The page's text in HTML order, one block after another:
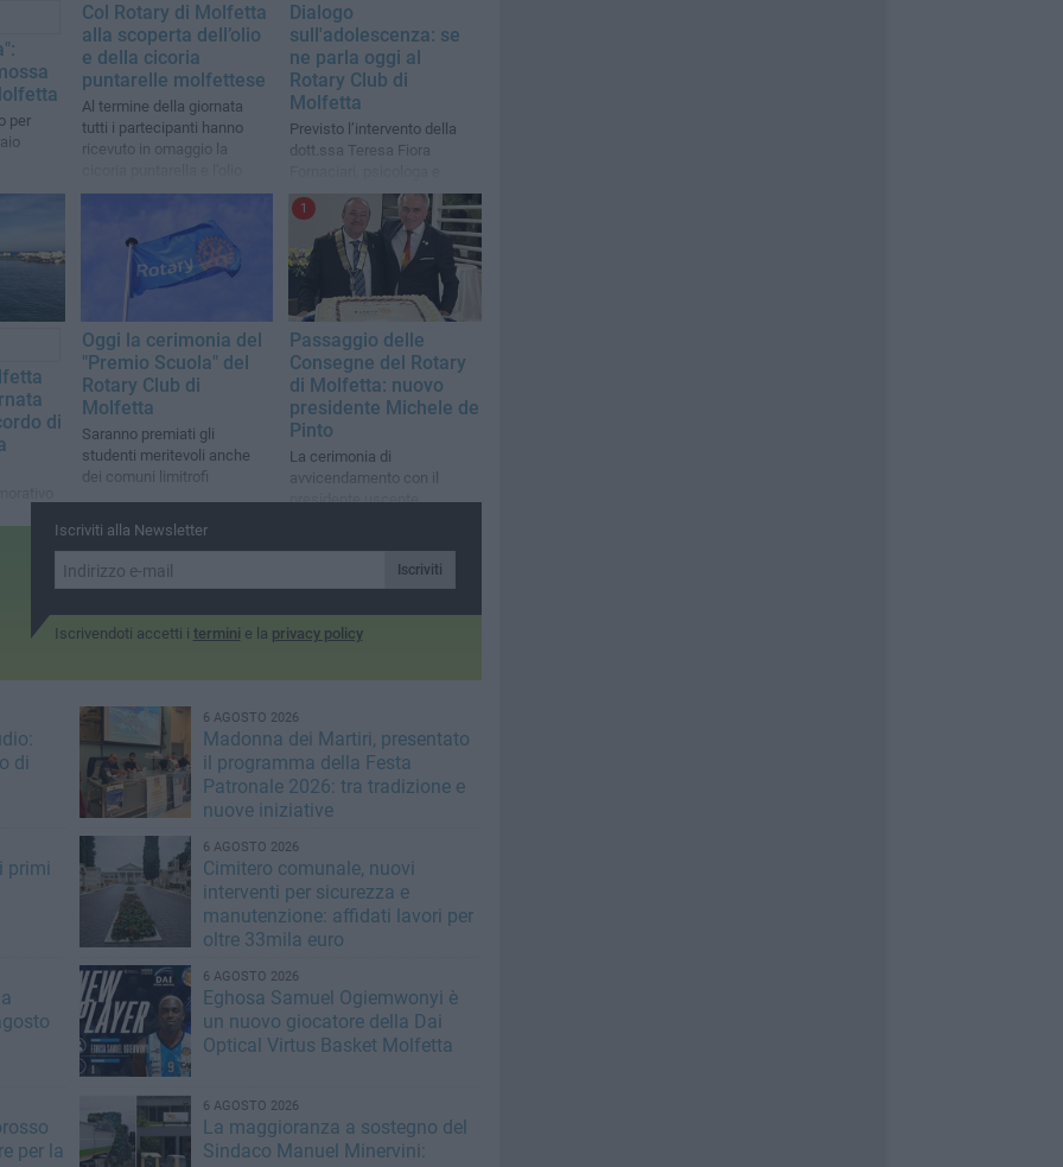
per
Col Rotary di Molfetta
alla scoperta dell’olio
e della cicoria
puntarelle molfettese
Al termine della giornata
tutti i partecipanti hanno
ricevuto in omaggio la
Dialogo
sull'adolescenza: se
ne parla oggi al
Rotary Club di
Molfetta
Previsto l’intervento della
dott.ssa Teresa Fiora
psicoterapeuta
di
Oggi la cerimonia del
"Premio Scuola" del
Rotary Club di
Molfetta
Saranno premiati gli
studenti meritevoli anche
dei comuni limitrofi
1
Passaggio delle
Consegne del Rotary
di Molfetta: nuovo
presidente Michele de
Pinto
La cerimonia di
avvicendamento con il
presidente uscente
Iscriviti alla Newsletter
Iscriviti
Iscrivendoti accetti i termini e la privacy policy
di
6 AGOSTO 2026
Madonna dei Martiri, presentato
il programma della Festa
Patronale 2026: tra tradizione e
nuove iniziative
primi
6 AGOSTO 2026
Cimitero comunale, nuovi
interventi per sicurezza e
manutenzione: affidati lavori per
oltre 33mila euro
6 AGOSTO 2026
Eghosa Samuel Ogiemwonyi è
un nuovo giocatore della Dai
Optical Virtus Basket Molfetta
per la
6 AGOSTO 2026
La maggioranza a sostegno del
Sindaco Manuel Minervini: